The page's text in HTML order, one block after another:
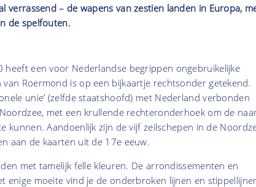
verrassend – de wapens van zestien landen in Europa,
de spelfouten.
heeft een voor Nederlandse begrippen ongebruikelijke
Roermond is op een bijkaartje rechtsonder getekend.
unie’ (zelfde staatshoofd) met Nederland verbonden
met een krullende rechteronderhoek om de
kunnen. Aandoenlijk zijn de vijf zeilschepen in de
aan de kaarten uit de 17e eeuw.
met tamelijk felle kleuren. De arrondissementen en
enige moeite vind je de onderbroken lijnen en